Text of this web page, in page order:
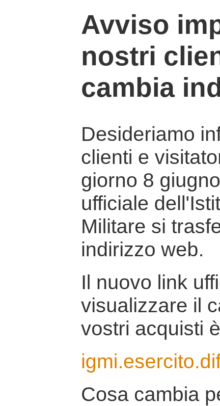
Avviso
nostri
cambia
Desideriamo
clienti e
giorno 8
ufficiale
Militare si
indirizzo web.
Il nuovo link
visualizzare il
vostri acquisti
Cosa cambia